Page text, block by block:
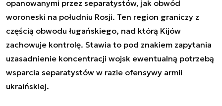
opanowanymi przez separatystów, jak obwód
woroneski na południu Rosji. Ten region graniczy z
częścią obwodu ługańskiego, nad którą Kijów
zachowuje kontrolę. Stawia to pod znakiem zapytania
uzasadnienie koncentracji wojsk ewentualną potrzebą
wsparcia separatystów w razie ofensywy armii
ukraińskiej.